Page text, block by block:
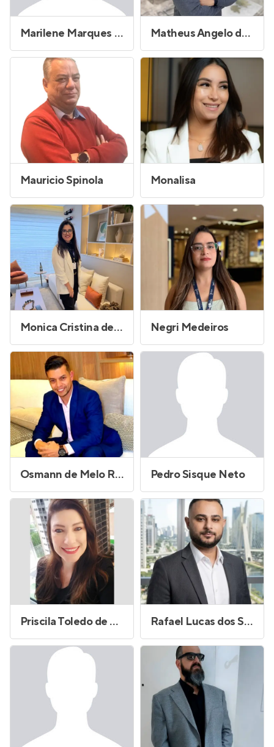
Marilene Marques da Cruz Jorge Matheus Angelo da Silva
Mauricio Spinola Monalisa
Monica Cristina de Oliveira Negri Medeiros
Osmann de Melo Ramos Pedro Sisque Neto
Priscila Toledo de Aragão Rafael Lucas dos Santos